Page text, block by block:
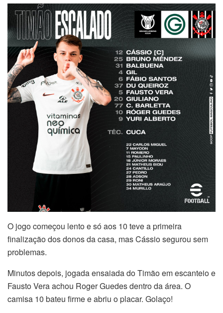
O jogo começou lento e só aos 10 teve a primeira
finalização dos donos da casa, mas Cássio segurou sem
problemas.
Minutos depois, jogada ensaiada do Timão em escanteio e
Fausto Vera achou Roger Guedes dentro da área. O
camisa 10 bateu firme e abriu o placar. Golaço!